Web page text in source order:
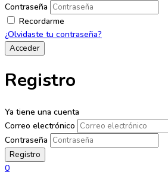
Contraseña
Recordarme
¿Olvidaste tu contraseña?
Registro
Ya tiene una cuenta
Correo electrónico
Contraseña
0